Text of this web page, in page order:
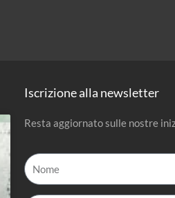
Iscrizione alla newsletter
Resta aggiornato sulle nostre
Nome